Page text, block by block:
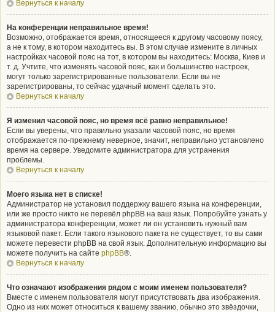
Вернуться к началу
На конференции неправильное время!
Возможно, отображается время, относящееся к другому часовому поясу,
а не к тому, в котором находитесь вы. В этом случае измените в личных
настройках часовой пояс на тот, в котором вы находитесь: Москва, Киев и
т. д. Учтите, что изменять часовой пояс, как и большинство настроек,
могут только зарегистрированные пользователи. Если вы не
зарегистрированы, то сейчас удачный момент сделать это.
Вернуться к началу
Я изменил часовой пояс, но время всё равно неправильное!
Если вы уверены, что правильно указали часовой пояс, но время
отображается по-прежнему неверное, значит, неправильно установлено
время на сервере. Уведомите администратора для устранения
проблемы.
Вернуться к началу
Моего языка нет в списке!
Администратор не установил поддержку вашего языка на конференции,
или же просто никто не перевёл phpBB на ваш язык. Попробуйте узнать у
администратора конференции, может ли он установить нужный вам
языковой пакет. Если такого языкового пакета не существует, то вы сами
можете перевести phpBB на свой язык. Дополнительную информацию вы
можете получить на сайте phpBB®.
Вернуться к началу
Что означают изображения рядом с моим именем пользователя?
Вместе с именем пользователя могут присутствовать два изображения.
Одно из них может относиться к вашему званию, обычно это звёздочки,